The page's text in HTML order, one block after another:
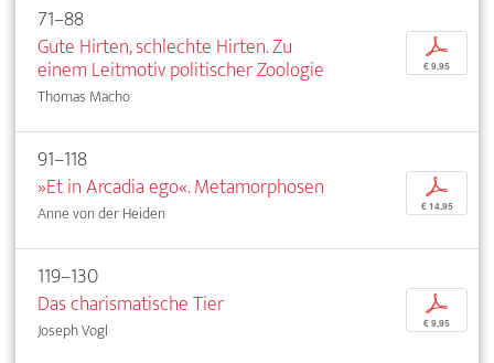
71–88
Gute Hirten, schlechte Hirten. Zu
einem Leitmotiv politischer Zoologie
Thomas Macho
p
€ 9,95
91–118
»Et in Arcadia ego«. Metamorphosen
Anne von der Heiden
p
€ 14,95
119–130
Das charismatische Tier
Joseph Vogl
p
€ 9,95